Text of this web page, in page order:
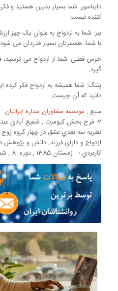
دایناسور: شما بسیار بدبین هستید و
کننده نیست.
ببر: شما به ازدواج به عنوان یک چیز
با شما، همسرتان بسیار قدردان می
خرس قطبی: شما از ازدواج می ترسید،
گیرد.
پلنگ: شما همیشه به ازدواج فکر کرده
دانید که آن چیست.
منبع : موسسه مشاوران ستاره ایرانیان
2- فرح بخش كيومرث , شفيع آبادي
نظريه سه بعدي عشق در چهار گروه زوج
ازدواج و داراي فرزند. دانش و پژوهش
كاربردي : زمستان 1385 , دوره 8 , شماره 30